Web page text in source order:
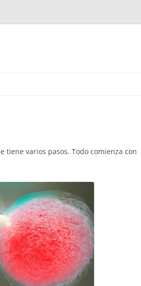
tiene varios pasos. Todo comienza con